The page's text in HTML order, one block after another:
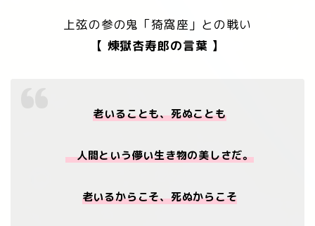
上弦の参の鬼「猗窩座」との戦い
【 煉󠄁獄杏寿郎の言葉 】
老いることも、死ぬことも
人間という儚い生き物の美しさだ。
老いるからこそ、死ぬからこそ